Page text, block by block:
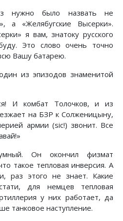
нужно было назвать не
а «Желябугские Высерки».
я вам, знатоку русского
Это слово очень точно
Вашу батарею.
из эпизодов знаменитой
И комбат Толочков, и из
на БЗР к Солженицыну,
армии (sic!) звонит. Все
Он окончил физмат
такое тепловая инверсия. А
раз этого не знает. Какие
для немцев тепловая
у них работает, да
танковое наступление.